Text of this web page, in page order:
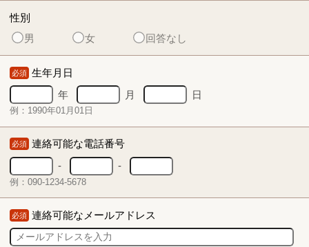
性別
男
女 回答なし
必須 生年月日
年
月 日
例：1990年01月01日
必須 連絡可能な電話番号
-
-
例：090-1234-5678
必須 連絡可能なメールアドレス